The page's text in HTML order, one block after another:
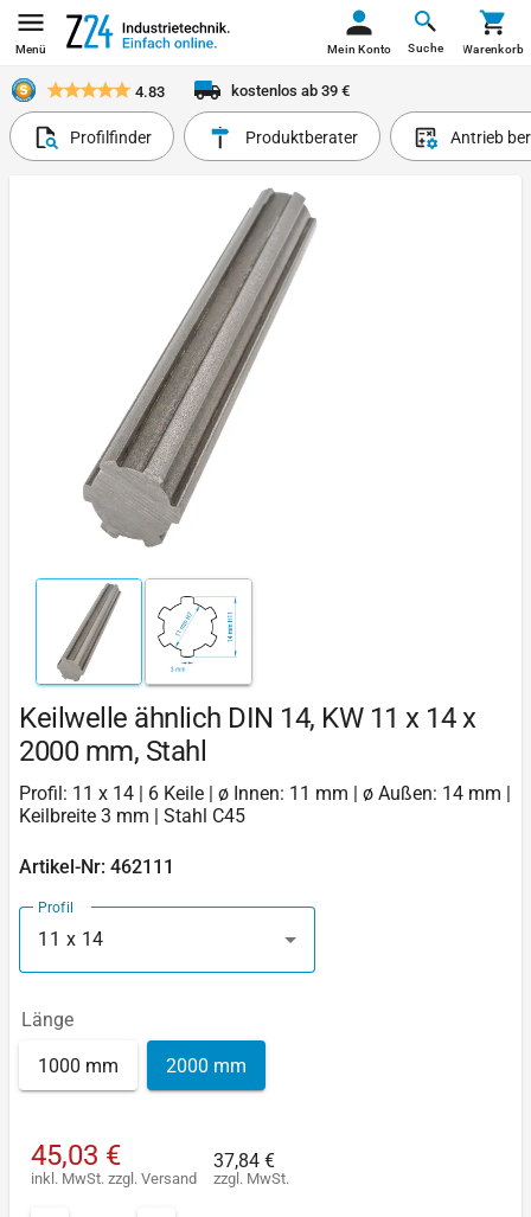
Menü Suche
Mein Konto Warenkorb
4.83 kostenlos ab 39 €
Profilfinder Produktberater Antrieb
Keilwelle ähnlich DIN 14, KW 11 x 14 x
2000 mm, Stahl
Profil: 11 x 14 | 6 Keile | ø Innen: 11 mm | ø Außen: 14 mm |
Keilbreite 3 mm | Stahl C45
Artikel-Nr: 462111
Profil
11 x 14
Länge
1000 mm 2000 mm
45,03 €
inkl. MwSt. zzgl. Versand
37,84 €
zzgl. MwSt.